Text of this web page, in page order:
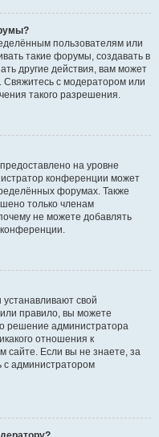
пользователям или
такие форумы, создавать в
другие действия, вам может
с модератором или
такого разрешения.
на уровне
конференции может
форумах. Также
только членам
не можете добавлять
свой
правило, вы можете
решение администратора
отношения к
Если вы не знаете, за
с администратором